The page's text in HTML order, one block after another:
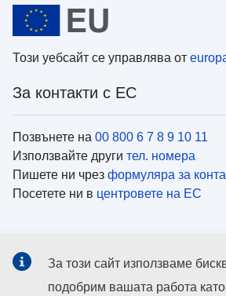
Този уебсайт се управлява от
За контакти с ЕС
Позвънете на 00 800 6 7 8 9 10 11
Използвайте други тел. номера
Пишете ни чрез формуляра за
Посетете ни в центровете на ЕС
Вижте профили на ЕС в
За този сайт използваме
подобрим вашата работа